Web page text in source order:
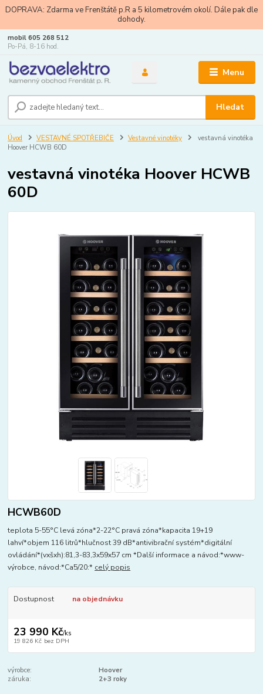
DOPRAVA: Zdarma ve Frenštátě p.R a 5 kilometrovém okolí. Dále pak dle
dohody.
Menu
Hledat
mobil 605 268 512
Po-Pá, 8-16 hod.
Úvod VESTAVNÉ SPOTŘEBIČE Vestavné vinotéky
vestavná vinotéka
Hoover HCWB 60D
vestavná vinotéka Hoover HCWB
60D
HCWB60D
teplota 5-55°C levá zóna*2-22°C pravá zóna*kapacita 19+19
lahví*objem 116 litrů*hlučnost 39 dB*antivibrační systém*digitální
ovládání*(vxšxh):81,3-83,3x59x57 cm *Další informace a návod:*www-
výrobce, návod:*Ca5/20:* celý popis
Dostupnost na objednávku
23 990 Kč/ks
19 826 Kč bez DPH
výrobce:
Hoover
záruka:
2+3 roky